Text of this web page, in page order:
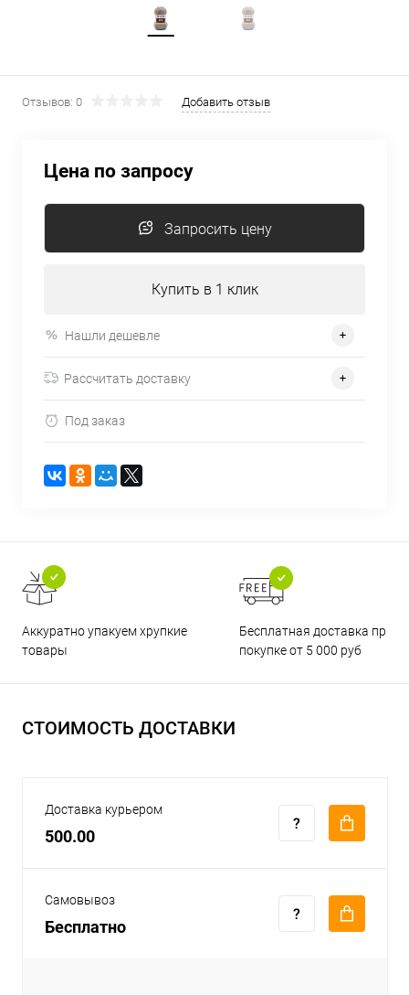
Отзывов: 0 Добавить отзыв
Цена по запросу
Запросить цену
Купить в 1 клик
Нашли дешевле
Рассчитать доставку
Под заказ
Аккуратно упакуем хрупкие
товары
Бесплатная доставка при
покупке от 5 000 руб
СТОИМОСТЬ ДОСТАВКИ
Доставка курьером
500.00
Самовывоз
Бесплатно